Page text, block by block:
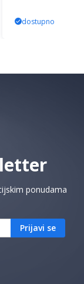
dostupno
ponudama
Prijavi se